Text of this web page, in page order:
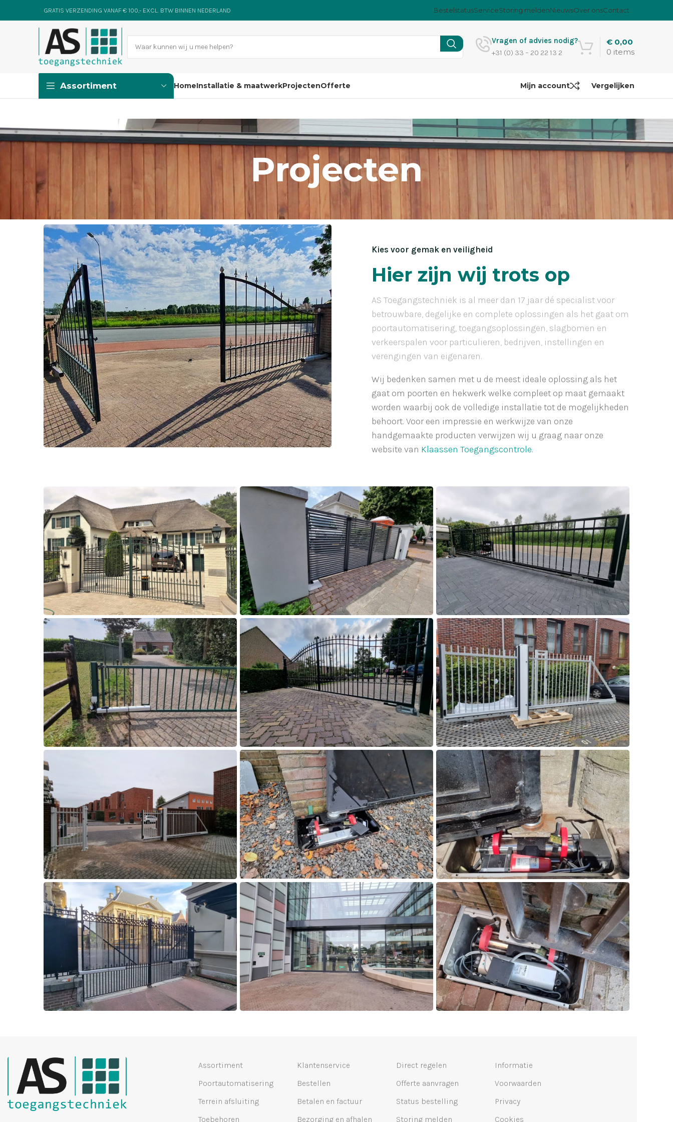
GRATIS VERZENDING VANAF € 100,- EXCL. BTW BINNEN NEDERLAND BestelstatusServiceStoring meldenNieuwsOver onsContact
Vragen of advies nodig?
+31 (0) 33 – 20 22 13 2
0 items
€ 0,00
Assortiment HomeInstallatie & maatwerkProjectenOfferte Mijn account Vergelijken
Projecten
Kies voor gemak en veiligheid
Hier zijn wij trots op
AS Toegangstechniek is al meer dan 17 jaar dé specialist voor
betrouwbare, degelijke en complete oplossingen als het gaat om
poortautomatisering, toegangsoplossingen, slagbomen en
verkeerspalen voor particulieren, bedrijven, instellingen en
verengingen van eigenaren.
Wij bedenken samen met u de meest ideale oplossing als het
gaat om poorten en hekwerk welke compleet op maat gemaakt
worden waarbij ook de volledige installatie tot de mogelijkheden
behoort. Voor een impressie en werkwijze van onze
handgemaakte producten verwijzen wij u graag naar onze
website van Klaassen Toegangscontrole.
Assortiment
Poortautomatisering
Terrein afsluiting
Toebehoren
Klantenservice
Bestellen
Betalen en factuur
Bezorging en afhalen
Direct regelen
Offerte aanvragen
Status bestelling
Storing melden
Informatie
Voorwaarden
Privacy
Cookies